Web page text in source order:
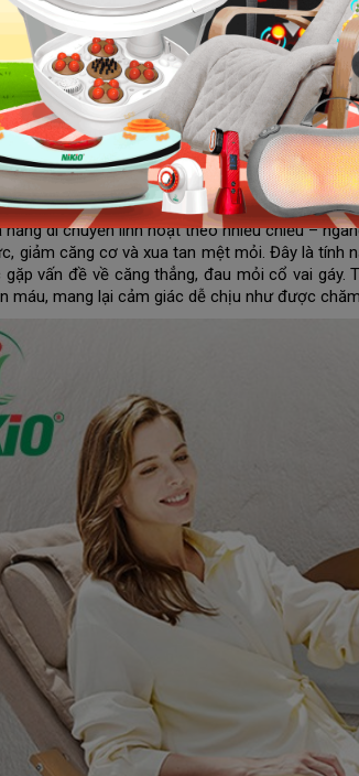
nhiên, không phải ai cũng có thể đầu tư
ghế massage chất lượng, tích hợp đầy đủ
giới thiệucác loại ghế massage giá rẻđáng sở
toàn thân giá rẻ Nikio NK-155
NK-155 là sự kết hợp hoàn hảo giữa công
diện và thư giãn tối ưu. Đây không chỉ là
đáp ứng mọi nhu cầu của người dùng với
năng nổi bật của ghế massage Nikio NK-
năng di chuyển linh hoạt theo nhiều chiều –
giảm căng cơ và xua tan mệt mỏi. Đây là tính
vấn đề về căng thẳng, đau mỏi cổ vai
máu, mang lại cảm giác dễ chịu như được